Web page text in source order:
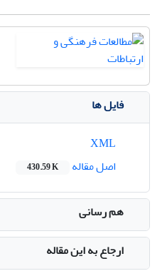
فایل ها
اصل مقاله
430.59 K
هم رسانی
ارجاع به این مقاله